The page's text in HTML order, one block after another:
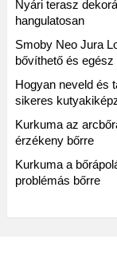
Nyári terasz
hangulatosan
Smoby Neo Jura
bővíthető és
Hogyan neveld és
sikeres
Kurkuma az
érzékeny bőrre
Kurkuma a
problémás bőrre